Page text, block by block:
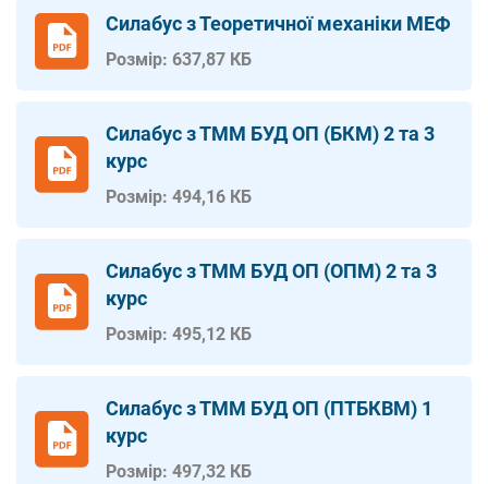
Силабус з Теоретичної механіки МЕФ
Розмір: 637,87 КБ
Силабус з ТММ БУД ОП (БКМ) 2 та 3
курс
Розмір: 494,16 КБ
Силабус з ТММ БУД ОП (ОПМ) 2 та 3
курс
Розмір: 495,12 КБ
Силабус з ТММ БУД ОП (ПТБКВМ) 1
курс
Розмір: 497,32 КБ